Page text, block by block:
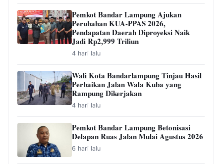
Pemkot Bandar Lampung Ajukan
Perubahan KUA-PPAS 2026,
Pendapatan Daerah Diproyeksi Naik
Jadi Rp2,999 Triliun
4 hari lalu
Wali Kota Bandarlampung Tinjau Hasil
Perbaikan Jalan Wala Kuba yang
Rampung Dikerjakan
4 hari lalu
Pemkot Bandar Lampung Betonisasi
Delapan Ruas Jalan Mulai Agustus 2026
6 hari lalu